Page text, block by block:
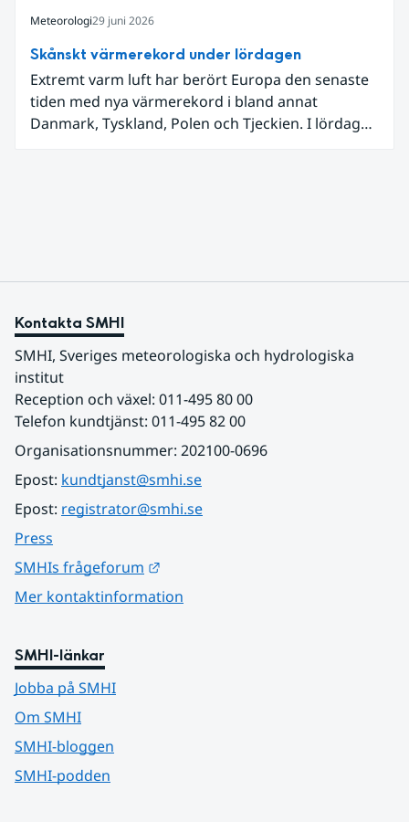
Meteorologi29 juni 2026
Skånskt värmerekord under lördagen
Extremt varm luft har berört Europa den senaste
tiden med nya värmerekord i bland annat
Danmark, Tyskland, Polen och Tjeckien. I lördags
Kontakta SMHI
SMHI, Sveriges meteorologiska och hydrologiska
institut
Reception och växel: 011-495 80 00
Telefon kundtjänst: 011-495 82 00
Organisationsnummer: 202100-0696
Epost: kundtjanst@smhi.se
Epost: registrator@smhi.se
Press
SMHIs frågeforum
Mer kontaktinformation
SMHI-länkar
Jobba på SMHI
Om SMHI
SMHI-bloggen
SMHI-podden